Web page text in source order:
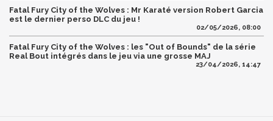
Fatal Fury City of the Wolves : Mr Karaté version Robert Garcia
est le dernier perso DLC du jeu !
02/05/2026, 08:00
Fatal Fury City of the Wolves : les "Out of Bounds" de la série
Real Bout intégrés dans le jeu via une grosse MAJ
23/04/2026, 14:47